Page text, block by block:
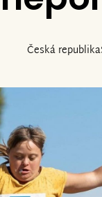
Česká republika